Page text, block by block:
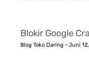
Blokir Google
Blog Toko Daring •Juni